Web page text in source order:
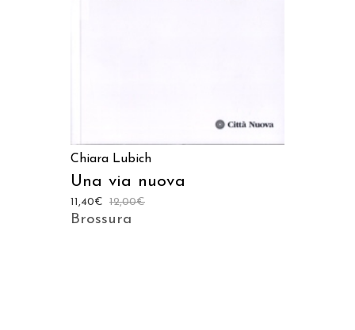
Chiara Lubich
Una via nuova
12,00€
11,40€
Brossura